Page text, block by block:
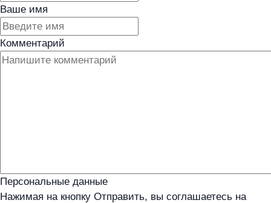
Ваше имя
Комментарий
Персональные данные
Нажимая на кнопку Отправить, вы соглашаетесь на